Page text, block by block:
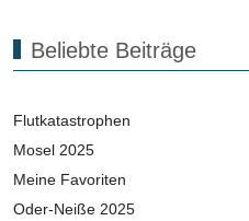
Beliebte Beiträge
Flutkatastrophen
Mosel 2025
Meine Favoriten
Oder-Neiße 2025